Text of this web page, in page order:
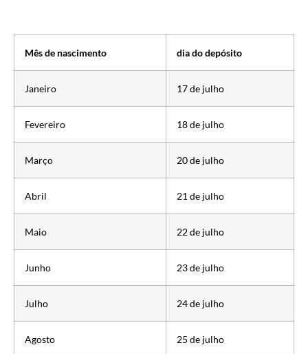
Mês de nascimento dia do depósito
Janeiro 17 de julho
Fevereiro 18 de julho
Março 20 de julho
Abril 21 de julho
Maio 22 de julho
Junho 23 de julho
Julho 24 de julho
Agosto 25 de julho